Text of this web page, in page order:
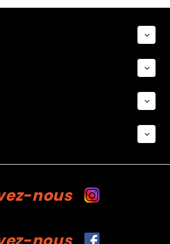




nous